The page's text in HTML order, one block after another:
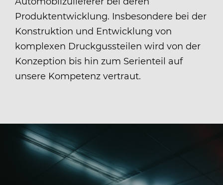
Produktentwicklung. Insbesondere bei der
Konstruktion und Entwicklung von
komplexen Druckgussteilen wird von der
Konzeption bis hin zum Serienteil auf
unsere Kompetenz vertraut.